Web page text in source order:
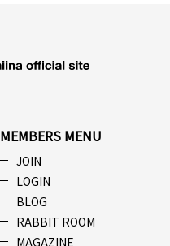
MEMBERS MENU
JOIN
LOGIN
BLOG
RABBIT ROOM
MAGAZINE